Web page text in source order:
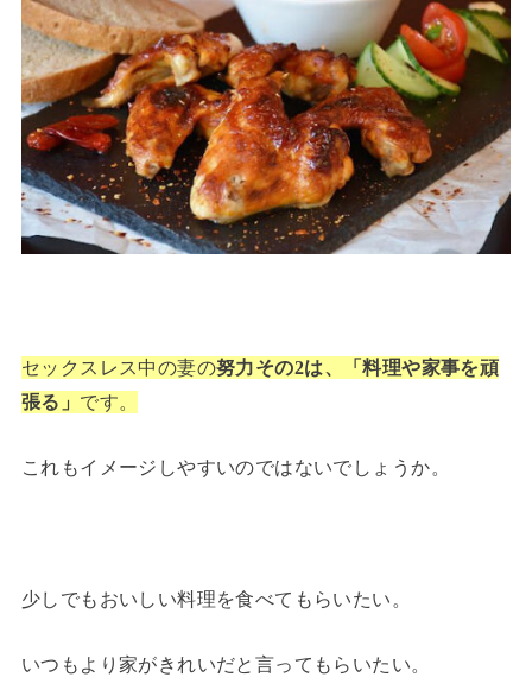
セックスレス中の妻の努力その2は、「料理や家事を頑
張る」 です。
これもイメージしやすいのではないでしょうか。
少しでもおいしい料理を食べてもらいたい。
いつもより家がきれいだと言ってもらいたい。